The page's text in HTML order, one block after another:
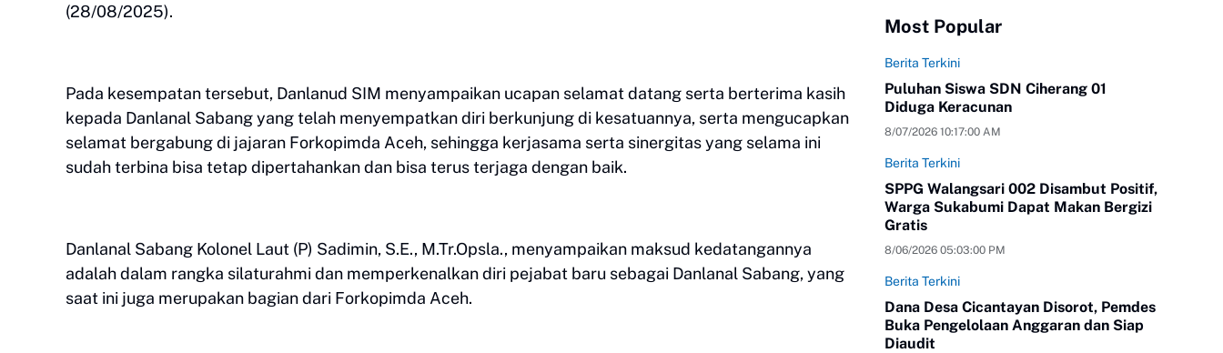
(28/08/2025).
Pada kesempatan tersebut, Danlanud SIM menyampaikan ucapan selamat datang serta berterima kasih
kepada Danlanal Sabang yang telah menyempatkan diri berkunjung di kesatuannya, serta mengucapkan
selamat bergabung di jajaran Forkopimda Aceh, sehingga kerjasama serta sinergitas yang selama ini
sudah terbina bisa tetap dipertahankan dan bisa terus terjaga dengan baik.
Danlanal Sabang Kolonel Laut (P) Sadimin, S.E., M.Tr.Opsla., menyampaikan maksud kedatangannya
adalah dalam rangka silaturahmi dan memperkenalkan diri pejabat baru sebagai Danlanal Sabang, yang
saat ini juga merupakan bagian dari Forkopimda Aceh.
Most Popular
Berita Terkini
Puluhan Siswa SDN Ciherang 01
Diduga Keracunan
8/07/2026 10:17:00 AM
Berita Terkini
SPPG Walangsari 002 Disambut Positif,
Warga Sukabumi Dapat Makan Bergizi
Gratis
8/06/2026 05:03:00 PM
Berita Terkini
Dana Desa Cicantayan Disorot, Pemdes
Buka Pengelolaan Anggaran dan Siap
Diaudit